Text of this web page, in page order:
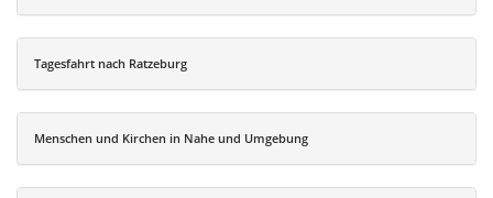
Tagesfahrt nach Ratzeburg
Menschen und Kirchen in Nahe und Umgebung